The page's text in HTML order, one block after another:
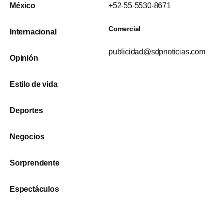
México
Internacional
Opinión
Estilo de vida
Deportes
Negocios
Sorprendente
Espectáculos
+52-55-5530-8671
Comercial
publicidad@sdpnoticias.com